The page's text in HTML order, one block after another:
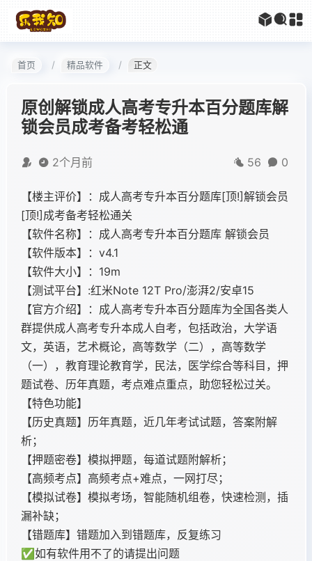
首页 精品软件 正文
原创解锁成人高考专升本百分题库解
锁会员成考备考轻松通
2个月前 56 0
【楼主评价】：成人高考专升本百分题库[顶!]解锁会员
[顶!]成考备考轻松通关
【软件名称】：成人高考专升本百分题库 解锁会员
【软件版本】：v4.1
【软件大小】：19m
【测试平台】:红米Note 12T Pro/澎湃2/安卓15
【官方介绍】：成人高考专升本百分题库为全国各类人
群提供成人高考专升本成人自考，包括政治，大学语
文，英语，艺术概论，高等数学（二），高等数学
（一），教育理论教育学，民法，医学综合等科目，押
题试卷、历年真题，考点难点重点，助您轻松过关。
【特色功能】
【历史真题】历年真题，近几年考试试题，答案附解
析；
【押题密卷】模拟押题，每道试题附解析；
【高频考点】高频考点+难点，一网打尽；
【模拟试卷】模拟考场，智能随机组卷，快速检测，插
漏补缺；
【错题库】错题加入到错题库，反复练习
✅如有软件用不了的请提出问题